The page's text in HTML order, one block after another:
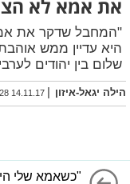
את אמא לא
היא עדיין ממש אוהבת
שלום בין יהודים
הילה יגאל-איזון |
14.11.17 08:28
"כשאמא שלי